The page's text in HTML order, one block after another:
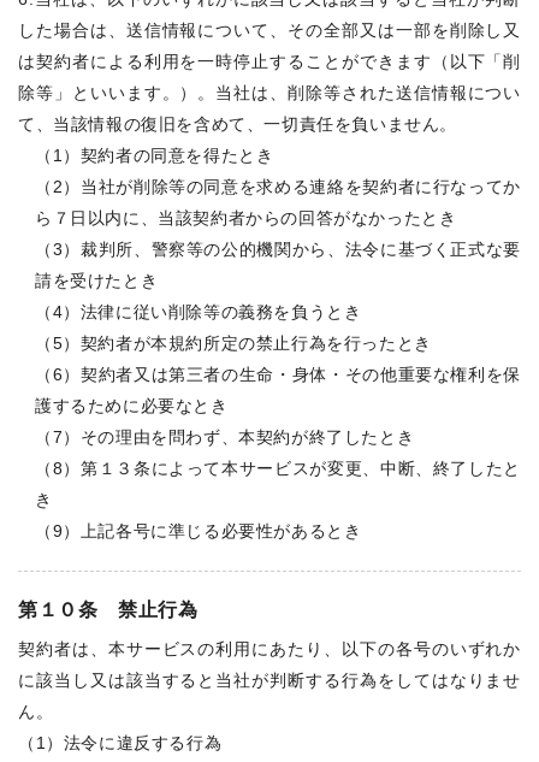
した場合は、送信情報について、その全部又は一部を削除し又
は契約者による利用を一時停止することができます（以下「削
除等」といいます。）。当社は、削除等された送信情報につい
て、当該情報の復旧を含めて、一切責任を負いません。
（1）契約者の同意を得たとき
（2）当社が削除等の同意を求める連絡を契約者に行なってか
ら７日以内に、当該契約者からの回答がなかったとき
（3）裁判所、警察等の公的機関から、法令に基づく正式な要
請を受けたとき
（4）法律に従い削除等の義務を負うとき
（5）契約者が本規約所定の禁止行為を行ったとき
（6）契約者又は第三者の生命・身体・その他重要な権利を保
護するために必要なとき
（7）その理由を問わず、本契約が終了したとき
（8）第１３条によって本サービスが変更、中断、終了したと
き
（9）上記各号に準じる必要性があるとき
第１０条 禁止行為
契約者は、本サービスの利用にあたり、以下の各号のいずれか
に該当し又は該当すると当社が判断する行為をしてはなりませ
ん。
（1）法令に違反する行為